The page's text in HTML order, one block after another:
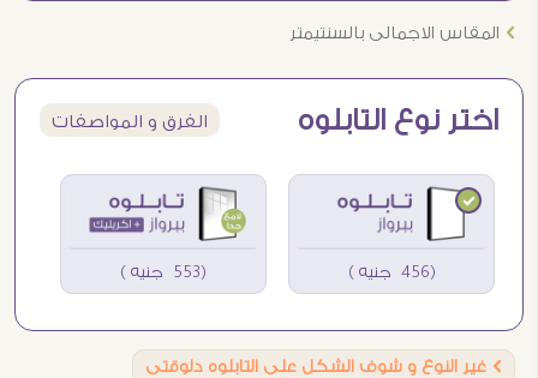
Ö المقاس الاجمالى بالسنتيمتر
اختر نوع التابلوه الفرق و المواصفات
(456 جنيه ) (553 جنيه )
Ö غير النوع و شوف الشكل على التابلوه دلوقتى